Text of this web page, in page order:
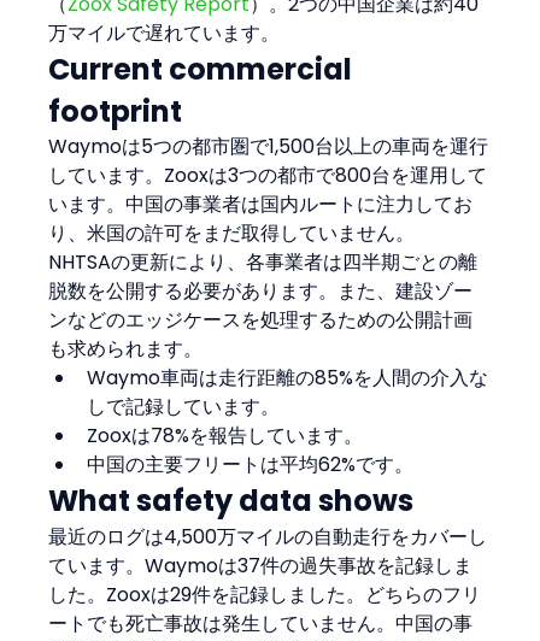
万マイルで遅れています。
Current commercial
footprint
Waymoは5つの都市圏で1,500台以上の車両を運行
しています。Zooxは3つの都市で800台を運用して
います。中国の事業者は国内ルートに注力してお
り、米国の許可をまだ取得していません。
NHTSAの更新により、各事業者は四半期ごとの離
脱数を公開する必要があります。また、建設ゾー
ンなどのエッジケースを処理するための公開計画
も求められます。
Waymo車両は走行距離の85%を人間の介入な
しで記録しています。
Zooxは78%を報告しています。
中国の主要フリートは平均62%です。
What safety data shows
最近のログは4,500万マイルの自動走行をカバーし
ています。Waymoは37件の過失事故を記録しま
した。Zooxは29件を記録しました。どちらのフリ
ートでも死亡事故は発生していません。中国の事